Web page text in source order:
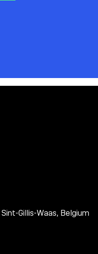
Gillis-Waas, Belgium